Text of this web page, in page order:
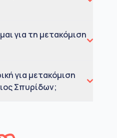
για τη μετακόμιση
για μετακόμιση
Σπυρίδων;